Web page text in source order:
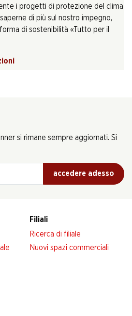
i progetti di protezione del clima
di più sul nostro impegno,
di sostenibilità «Tutto per il
si rimane sempre aggiornati. Si
accedere adesso
Filiali
Ricerca di filiale
Nuovi spazi commerciali